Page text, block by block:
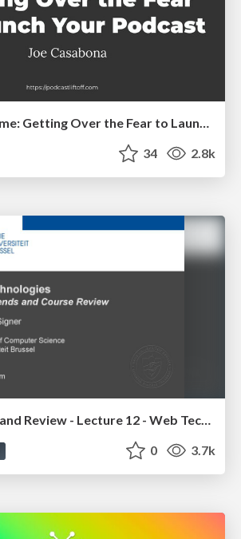
I Don’t Have Time: Getting Over the Fear to Launch Your Podcast
34 2.8k
Future Trends and Review - Lecture 12 - Web Technologies (1019888BNR)
0 3.7k